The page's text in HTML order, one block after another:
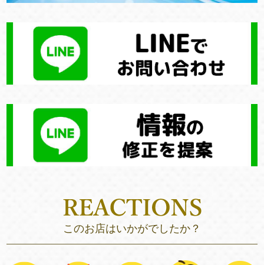
このお店はいかがでしたか？